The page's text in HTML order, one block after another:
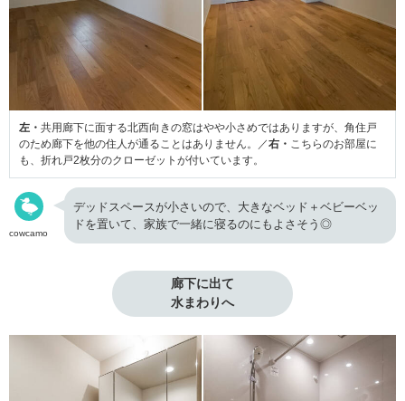
左・ 共用廊下に面する北西向きの窓はやや小さめではありますが、角住戸
のため廊下を他の住人が通ることはありません。／右・ こちらのお部屋に
も、折れ戸2枚分のクローゼットが付いています。
cowcamo
デッドスペースが小さいので、大きなベッド＋ベビーベッ
ドを置いて、家族で一緒に寝るのにもよさそう◎
廊下に出て
水まわりへ